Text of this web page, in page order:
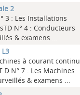
2
3 : Les Installations
N° 4 : Conducteurs
& examens ...
à courant continu
N° 7 : Les Machines
& examens ...